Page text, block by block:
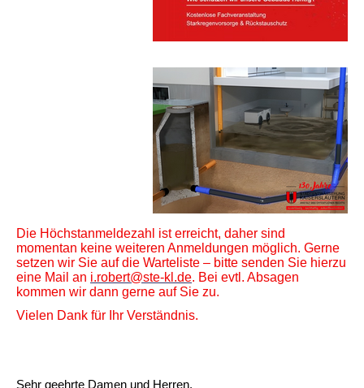
Die Höchstanmeldezahl ist erreicht, daher sind
momentan keine weiteren Anmeldungen möglich. Gerne
setzen wir Sie auf die Warteliste – bitte senden Sie hierzu
eine Mail an i.robert@ste-kl.de. Bei evtl. Absagen
kommen wir dann gerne auf Sie zu.
Vielen Dank für Ihr Verständnis.
Sehr geehrte Damen und Herren,